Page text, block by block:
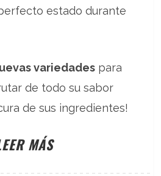
estado durante
variedades para
de todo su sabor
de sus ingredientes!
MÁS